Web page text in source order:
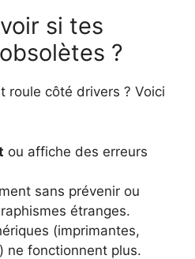
si tes
?
roule côté drivers ? Voici
ou affiche des erreurs
sans prévenir ou
étranges.
(imprimantes,
ne fonctionnent plus.